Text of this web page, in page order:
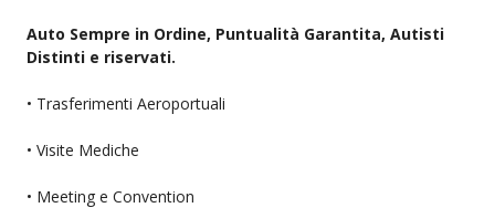
Auto Sempre in Ordine, Puntualità Garantita, Autisti
Distinti e riservati.
• Trasferimenti Aeroportuali
• Visite Mediche
• Meeting e Convention